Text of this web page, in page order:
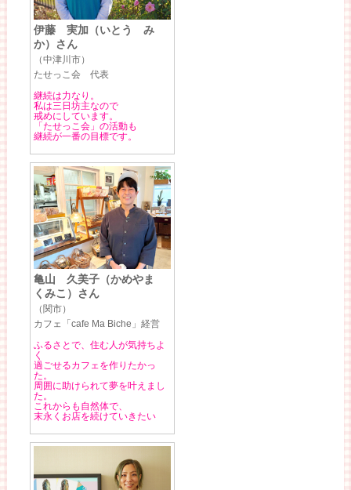
伊藤 実加（いとう み
か）さん
（中津川市）
たせっこ会 代表
継続は力なり。
私は三日坊主なので
戒めにしています。
「たせっこ会」の活動も
継続が一番の目標です。
亀山 久美子（かめやま
くみこ）さん
（関市）
カフェ「cafe Ma Biche」経営
ふるさとで、住む人が気持ちよ
く
過ごせるカフェを作りたかっ
た。
周囲に助けられて夢を叶えまし
た。
これからも自然体で、
末永くお店を続けていきたい